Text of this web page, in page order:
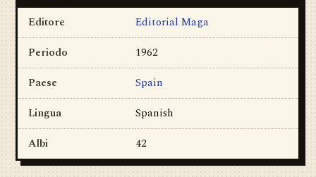
Editore
Editorial Maga
Periodo
1962
Paese
Spain
Lingua
Spanish
Albi
42